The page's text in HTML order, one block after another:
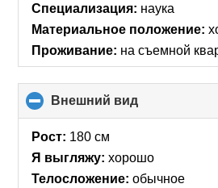
Специализация: наука
Материальное положение:
Проживание: на съемной
Внешний вид
to
Рост: 180 см
Я выгляжу: хорошо
Телосложение: обычное